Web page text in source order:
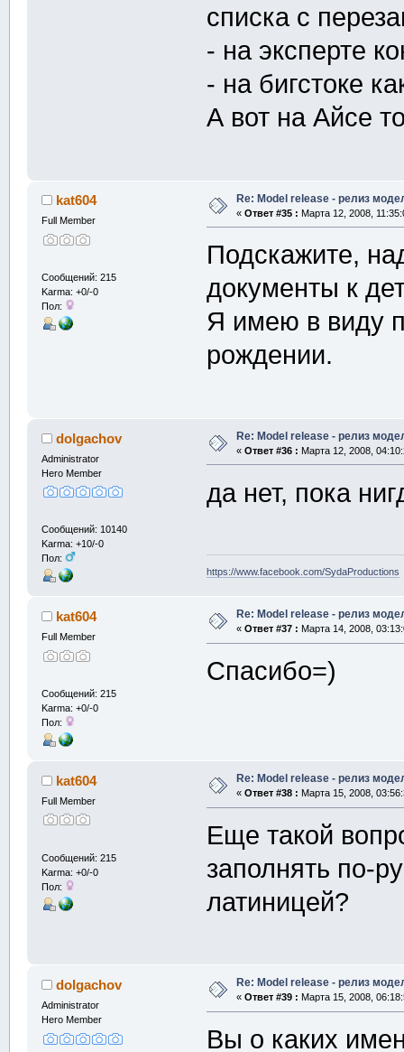
списка с
- на эксперте
- на бигстоке
А вот на Айсе
kat604
Full Member
Сообщений: 215
Karma: +0/-0
Пол:
Re: Model release - релиз
« Ответ #35 : Марта 12, 2008,
Подскажите,
документы к
Я имею в виду
рождении.
dolgachov
Administrator
Hero Member
Сообщений: 10140
Karma: +10/-0
Пол:
Re: Model release - релиз
« Ответ #36 : Марта 12, 2008,
да нет, пока
https://www.facebook.com/SydaProductions
kat604
Full Member
Сообщений: 215
Karma: +0/-0
Пол:
Re: Model release - релиз
« Ответ #37 : Марта 14, 2008,
Спасибо=)
kat604
Full Member
Сообщений: 215
Karma: +0/-0
Пол:
Re: Model release - релиз
« Ответ #38 : Марта 15, 2008,
Еще такой
заполнять по-
латиницей?
dolgachov
Administrator
Hero Member
Re: Model release - релиз
« Ответ #39 : Марта 15, 2008,
Вы о каких